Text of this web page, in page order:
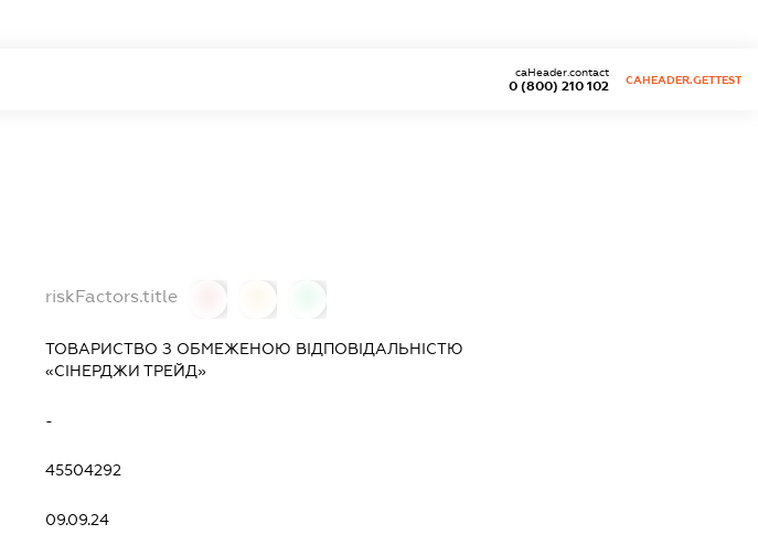
0 (800) 210 102
caHeader.contact
CAHEADER.GETTEST
riskFactors.title
ТОВАРИСТВО З ОБМЕЖЕНОЮ ВІДПОВІДАЛЬНІСТЮ
«СІНЕРДЖИ ТРЕЙД»
-
45504292
09.09.24